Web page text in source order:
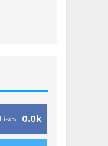
0.0k
Likes